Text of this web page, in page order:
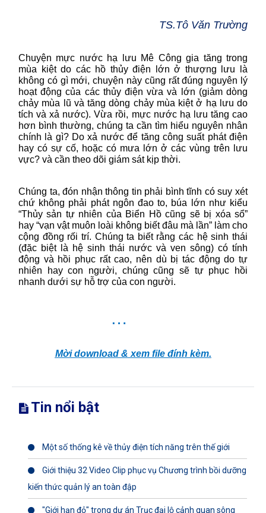
TS.Tô Văn Trường
Chuyện mực nước hạ lưu Mê Công gia tăng trong
mùa kiệt do các hồ thủy điện lớn ở thượng lưu là
không có gì mới, chuyện này cũng rất đúng nguyên lý
hoạt động của các thủy điện vừa và lớn (giảm dòng
chảy mùa lũ và tăng dòng chảy mùa kiệt ở hạ lưu do
tích và xả nước). Vừa rồi, mực nước hạ lưu tăng cao
hơn bình thường, chúng ta cần tìm hiểu nguyên nhân
chính là gì? Do xả nước để tăng công suất phát điện
hay có sự cố, hoặc có mưa lớn ở các vùng trên lưu
vực? và cần theo dõi giám sát kịp thời.
Chúng ta, đón nhận thông tin phải bình tĩnh có suy xét
chứ không phải phát ngôn đao to, búa lớn như kiểu
“Thủy sản tự nhiên của Biển Hồ cũng sẽ bị xóa sổ”
hay “vạn vật muôn loài không biết đâu mà lần” làm cho
cộng đồng rối trí. Chúng ta biết rằng các hệ sinh thái
(đặc biệt là hệ sinh thái nước và ven sông) có tính
động và hồi phục rất cao, nên dù bị tác động do tự
nhiên hay con người, chúng cũng sẽ tự phục hồi
nhanh dưới sự hỗ trợ của con người.
…
Mời download & xem file đính kèm.
Tin nổi bật
Một số thống kê về thủy điện tích năng trên thế giới
Giới thiệu 32 Video Clip phục vụ Chương trình bồi dưỡng
kiến thức quản lý an toàn đập
"Giới hạn đỏ" trong dự án Trục đại lộ cảnh quan sông